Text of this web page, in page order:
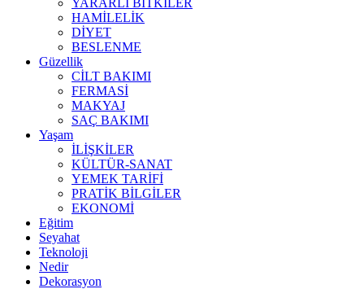
YARARLI BİTKİLER
HAMİLELİK
DİYET
BESLENME
Güzellik
CİLT BAKIMI
FERMASİ
MAKYAJ
SAÇ BAKIMI
Yaşam
İLİŞKİLER
KÜLTÜR-SANAT
YEMEK TARİFİ
PRATİK BİLGİLER
EKONOMİ
Eğitim
Seyahat
Teknoloji
Nedir
Dekorasyon